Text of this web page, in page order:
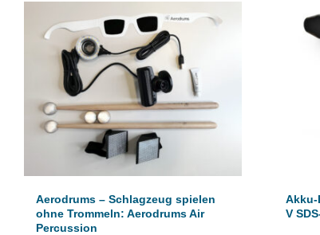
Aerodrums – Schlagzeug spielen
ohne Trommeln: Aerodrums Air
Percussion
Akku-
V